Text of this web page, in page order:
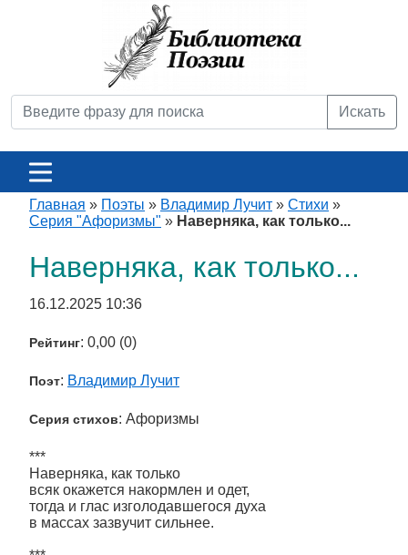
Искать
Главная » Поэты » Владимир Лучит » Стихи »
Серия "Афоризмы" » Наверняка, как только...
Наверняка, как только...
16.12.2025 10:36
Рейтинг: 0,00 (0)
Поэт: Владимир Лучит
Серия стихов: Афоризмы
***
Наверняка, как только
всяк окажется накормлен и одет,
тогда и глас изголодавшегося духа
в массах зазвучит сильнее.